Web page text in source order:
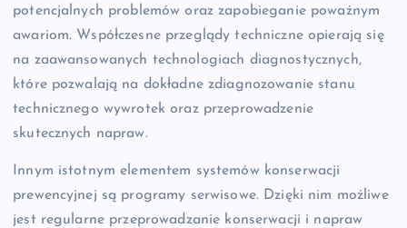
potencjalnych problemów oraz zapobieganie poważnym
awariom. Współczesne przeglądy techniczne opierają się
na zaawansowanych technologiach diagnostycznych,
które pozwalają na dokładne zdiagnozowanie stanu
technicznego wywrotek oraz przeprowadzenie
skutecznych napraw.
Innym istotnym elementem systemów konserwacji
prewencyjnej są programy serwisowe. Dzięki nim możliwe
jest regularne przeprowadzanie konserwacji i napraw